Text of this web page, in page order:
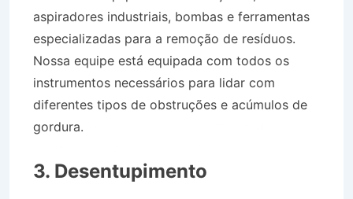
aspiradores industriais, bombas e ferramentas
especializadas para a remoção de resíduos.
Nossa equipe está equipada com todos os
instrumentos necessários para lidar com
diferentes tipos de obstruções e acúmulos de
gordura.
3. Desentupimento